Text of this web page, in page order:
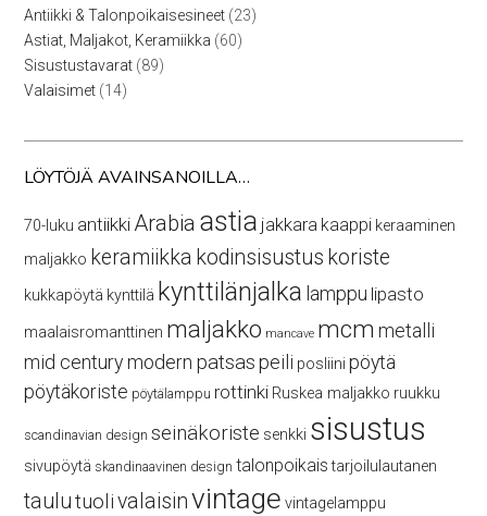
tuotetta
Antiikki & Talonpoikaisesineet 2323
Astiat, Maljakot, Keramiikka 6060
Sisustustavarat 8989
Valaisimet 1414
LÖYTÖJÄ AVAINSANOILLA…
70-luku antiikki Arabia astia jakkara kaappi keraaminen
maljakko keramiikka kodinsisustus koriste
kukkapöytä kynttilä kynttilänjalka lamppu lipasto
maalaisromanttinen maljakko mancave mcm metalli
mid century modern patsaspeili posliini pöytä
pöytäkoriste pöytälamppu rottinki Ruskea maljakko ruukku
scandinavian design seinäkoriste senkki sisustus
sivupöytä skandinaavinen design talonpoikais tarjoilulautanen
taulutuolivalaisinvintage vintagelamppu